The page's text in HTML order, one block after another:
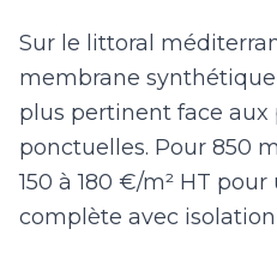
Sur le littoral
membrane
plus pertinent face aux
ponctuelles. Pour 850
150 à 180 €/m² HT
complète avec